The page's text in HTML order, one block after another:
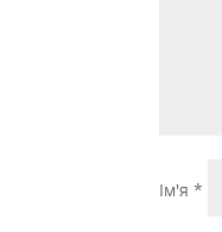
Ім'я*